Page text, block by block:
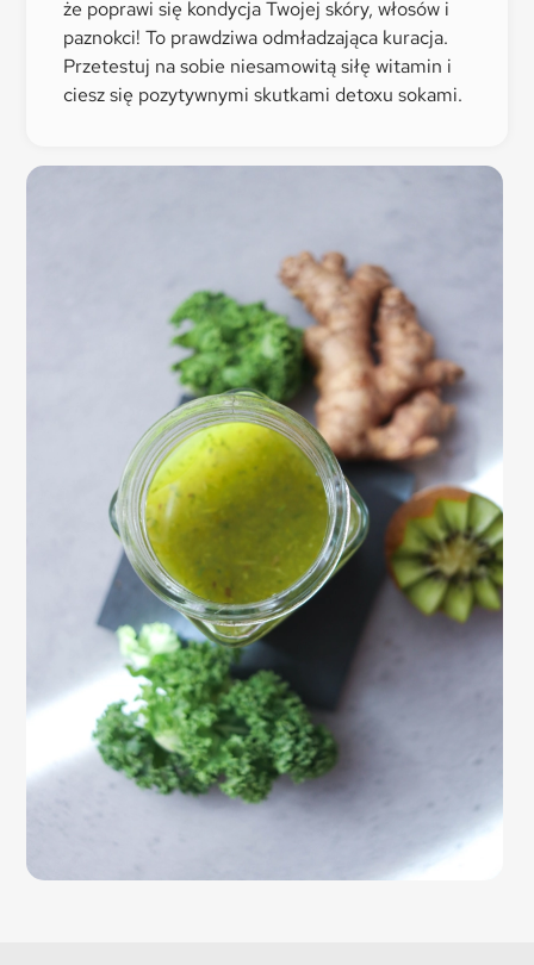
że poprawi się kondycja Twojej skóry, włosów i
paznokci! To prawdziwa odmładzająca kuracja.
Przetestuj na sobie niesamowitą siłę witamin i
ciesz się pozytywnymi skutkami detoxu sokami.